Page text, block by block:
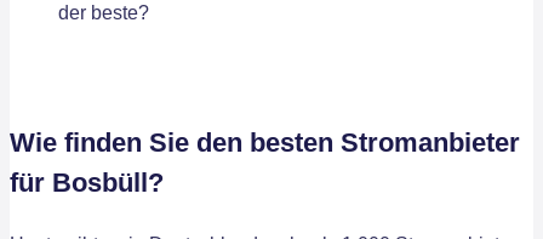
Wie finden Sie den besten Stromanbieter
für Bosbüll?